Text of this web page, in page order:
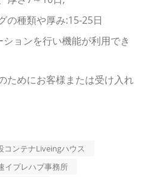
の種類や厚み:15-25日
ョンを行い機能が利用でき
ためにお客様または受け入れ
コンテナLiveingハウス
イプレハブ事務所